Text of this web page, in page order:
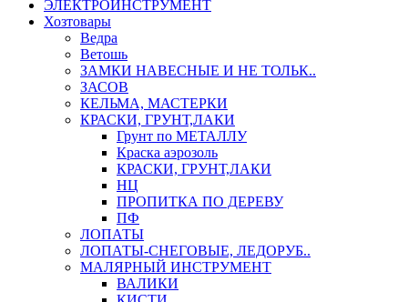
ЭЛЕКТРОИНСТРУМЕНТ
Хозтовары
Ведра
Ветошь
ЗАМКИ НАВЕСНЫЕ И НЕ ТОЛЬК..
ЗАСОВ
КЕЛЬМА, МАСТЕРКИ
КРАСКИ, ГРУНТ,ЛАКИ
Грунт по МЕТАЛЛУ
Краска аэрозоль
КРАСКИ, ГРУНТ,ЛАКИ
НЦ
ПРОПИТКА ПО ДЕРЕВУ
ПФ
ЛОПАТЫ
ЛОПАТЫ-СНЕГОВЫЕ, ЛЕДОРУБ..
МАЛЯРНЫЙ ИНСТРУМЕНТ
ВАЛИКИ